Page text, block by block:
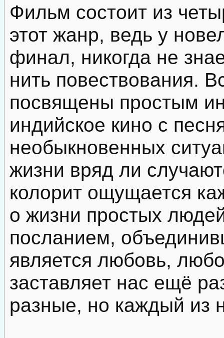
Фильм состоит из
этот жанр, ведь у
финал, никогда не
нить повествования.
посвящены простым
индийское кино с
необыкновенных
жизни вряд ли
колорит ощущается
о жизни простых
посланием,
является любовь,
заставляет нас ещё
разные, но каждый из